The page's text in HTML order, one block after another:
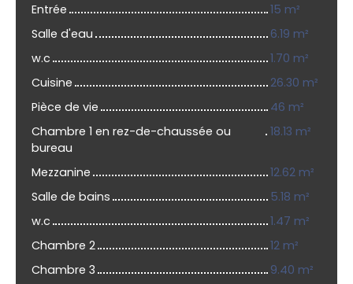
Entrée
15 m²
Salle d'eau
6.19 m²
w.c
1.70 m²
Cuisine
26.30 m²
Pièce de vie
46 m²
Chambre 1 en rez-de-chaussée ou
bureau
18.13 m²
Mezzanine
12.62 m²
Salle de bains
5.18 m²
w.c
1.47 m²
Chambre 2
12 m²
Chambre 3
9.40 m²